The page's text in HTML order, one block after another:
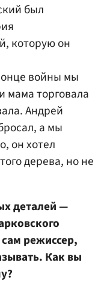
был
которую он
войны мы
мама торговала
Андрей
а мы
он хотел
дерева, но не
деталей —
режиссер,
Как вы